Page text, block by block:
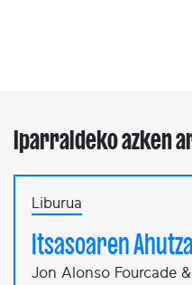
Iparraldeko azken
Liburua
Itsasoaren
Jon Alonso Fourcade